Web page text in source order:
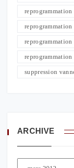
suppression
ARCHIVE